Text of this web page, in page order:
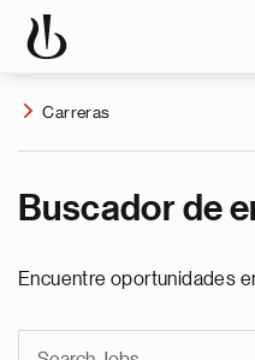
Carreras
Buscador de
Encuentre oportunidades